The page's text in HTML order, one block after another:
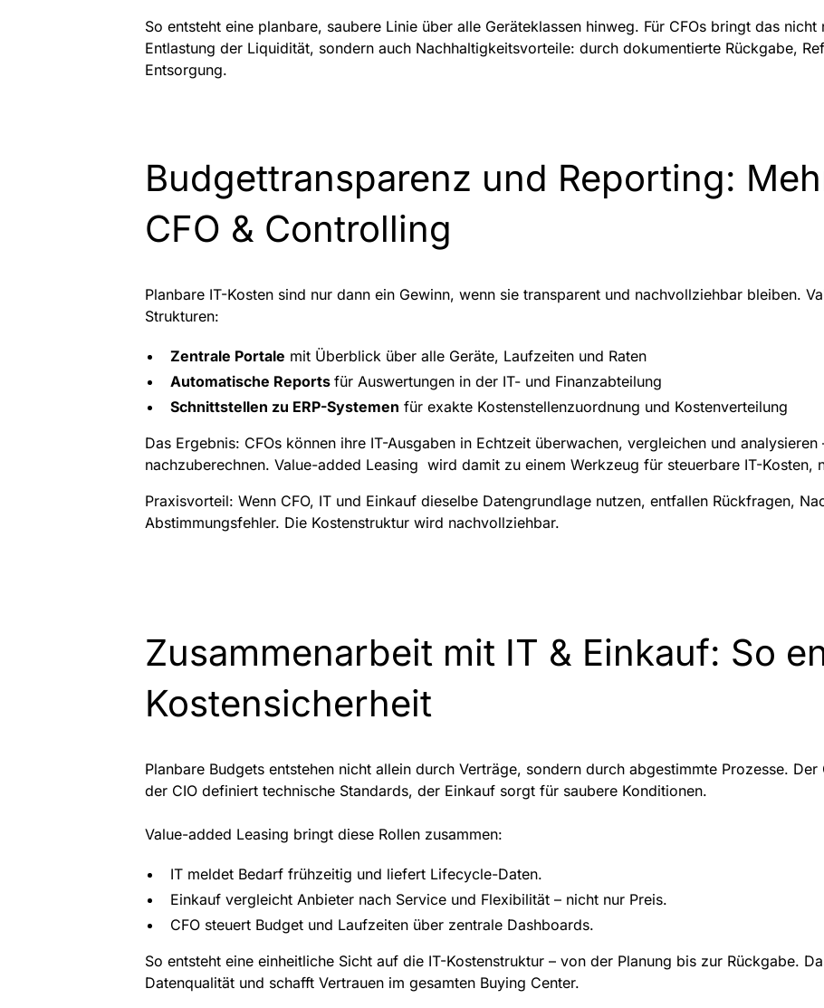
So entsteht eine planbare, saubere Linie über alle Geräteklassen hinweg. Für CFOs bringt das
Entlastung der Liquidität, sondern auch Nachhaltigkeitsvorteile: durch dokumentierte Rückgabe,
Entsorgung.
Budgettransparenz und Reporting:
CFO & Controlling
Planbare IT-Kosten sind nur dann ein Gewinn, wenn sie transparent und nachvollziehbar bleiben.
Strukturen:
Zentrale Portale mit Überblick über alle Geräte, Laufzeiten und Raten
Automatische Reports für Auswertungen in der IT- und Finanzabteilung
Schnittstellen zu ERP-Systemen für exakte Kostenstellenzuordnung und Kostenverteilung
Das Ergebnis: CFOs können ihre IT-Ausgaben in Echtzeit überwachen, vergleichen und
nachzuberechnen. Value-added Leasing wird damit zu einem Werkzeug für steuerbare IT-Kosten,
Praxisvorteil: Wenn CFO, IT und Einkauf dieselbe Datengrundlage nutzen, entfallen Rückfragen,
Abstimmungsfehler. Die Kostenstruktur wird nachvollziehbar.
Zusammenarbeit mit IT & Einkauf: So
Kostensicherheit
Planbare Budgets entstehen nicht allein durch Verträge, sondern durch abgestimmte Prozesse. Der
der CIO definiert technische Standards, der Einkauf sorgt für saubere Konditionen.
Value-added Leasing bringt diese Rollen zusammen:
IT meldet Bedarf frühzeitig und liefert Lifecycle-Daten.
Einkauf vergleicht Anbieter nach Service und Flexibilität – nicht nur Preis.
CFO steuert Budget und Laufzeiten über zentrale Dashboards.
So entsteht eine einheitliche Sicht auf die IT-Kostenstruktur – von der Planung bis zur Rückgabe.
Datenqualität und schafft Vertrauen im gesamten Buying Center.